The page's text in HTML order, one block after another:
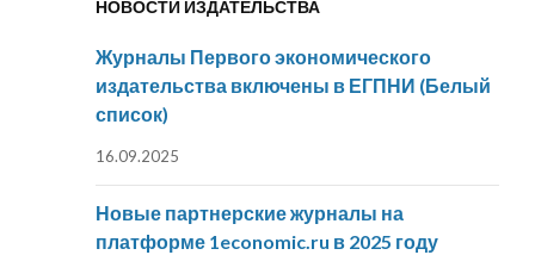
НОВОСТИ ИЗДАТЕЛЬСТВА
Журналы Первого экономического
издательства включены в ЕГПНИ (Белый
список)
16.09.2025
Новые партнерские журналы на
платформе 1economic.ru в 2025 году